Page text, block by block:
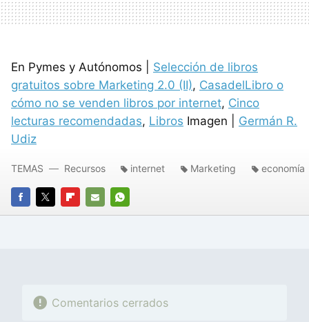
En Pymes y Autónomos | Selección de libros
gratuitos sobre Marketing 2.0 (II), CasadelLibro o
cómo no se venden libros por internet, Cinco
lecturas recomendadas, Libros Imagen | Germán R.
Udiz
FACEBOOK
TWITTERFLIPBOARD
E-
WHATSAPP
TEMAS Recursos internet Marketing economía
Comentarios cerrados